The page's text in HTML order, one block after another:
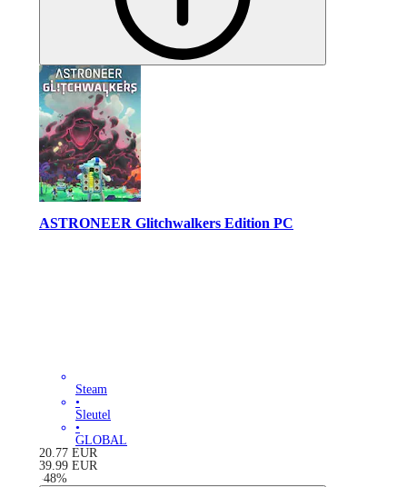
ASTRONEER Glitchwalkers Edition PC
Steam
•
Sleutel
•
GLOBAL
20.77 EUR
39.99 EUR
-48%